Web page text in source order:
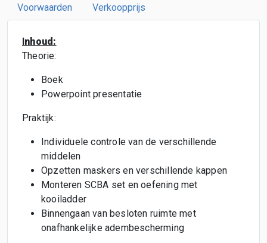
Voorwaarden Verkoopprijs
Inhoud:
Theorie:
Boek
Powerpoint presentatie
Praktijk:
Individuele controle van de verschillende
middelen
Opzetten maskers en verschillende kappen
Monteren SCBA set en oefening met
kooiladder
Binnengaan van besloten ruimte met
onafhankelijke adembescherming